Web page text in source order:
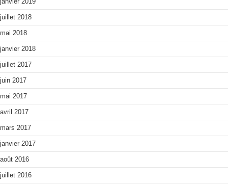
juillet 2018
mai 2018
janvier 2018
juillet 2017
juin 2017
mai 2017
avril 2017
mars 2017
janvier 2017
août 2016
juillet 2016